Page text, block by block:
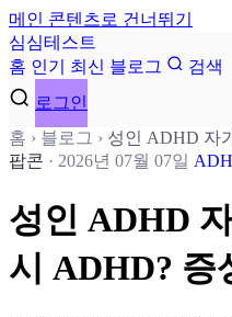
메인 콘텐츠로 건너뛰기
심심테 스 트
홈 인기 최신 블로그
검색
로그인
홈 › 블로그 › 성인 ADHD 자
팝콘 · 2026년 07월 07일
성인 ADHD
시 ADHD? 증